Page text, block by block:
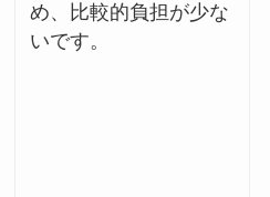
め、比較的負担が少な
いです。